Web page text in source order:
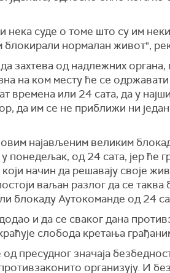
нека суде о томе што су им
блокирали нормалан живот",
захтева од надлежних органа,
на ком месту ће се
времена или 24 сата, да у
да им се не приближи ни
најављеним великим
понедељак, од 24 сата, јер ће
који начин да решавају своје
ваљан разлог да се
блокаду Аутокоманде од 24
и да се сваког дана
слобода кретања
од пресудног значаја
организују. И